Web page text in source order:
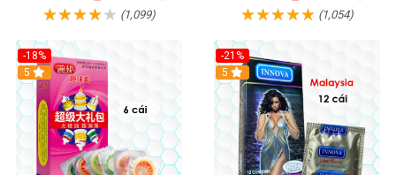
(1,099) (1,054)
-18%
Hot
5
-21%
Hot
5